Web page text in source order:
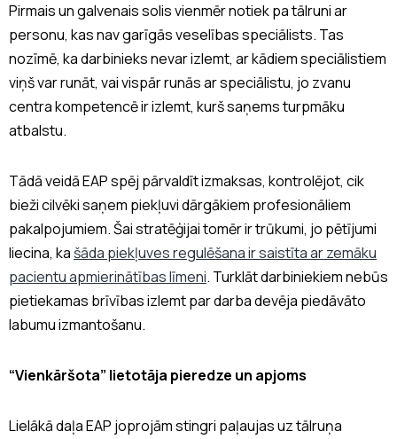
Pirmais un galvenais solis vienmēr notiek pa tālruni ar
personu, kas nav garīgās veselības speciālists. Tas
nozīmē, ka darbinieks nevar izlemt, ar kādiem speciālistiem
viņš var runāt, vai vispār runās ar speciālistu, jo zvanu
centra kompetencē ir izlemt, kurš saņems turpmāku
atbalstu.
Tādā veidā EAP spēj pārvaldīt izmaksas, kontrolējot, cik
bieži cilvēki saņem piekļuvi dārgākiem profesionāliem
pakalpojumiem. Šai stratēģijai tomēr ir trūkumi, jo pētījumi
liecina, ka šāda piekļuves regulēšana ir saistīta ar zemāku
pacientu apmierinātības līmeni. Turklāt darbiniekiem nebūs
pietiekamas brīvības izlemt par darba devēja piedāvāto
labumu izmantošanu.
“Vienkāršota” lietotāja pieredze un apjoms
Lielākā daļa EAP joprojām stingri paļaujas uz tālruņa